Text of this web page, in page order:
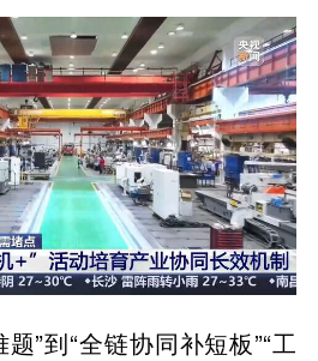
”到“全链协同补短板”“工